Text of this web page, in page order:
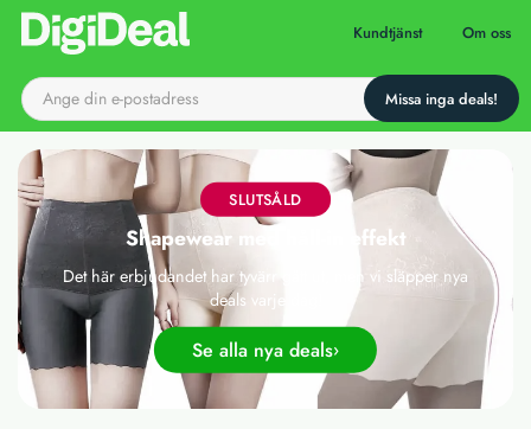
Till startsidan Kundtjänst Om oss
SLUTSÅLD
Shapewear med håll-in effekt
Det här erbjudandet har tyvärr gått ut, men vi släpper nya
deals varje dag!
Se alla nya deals